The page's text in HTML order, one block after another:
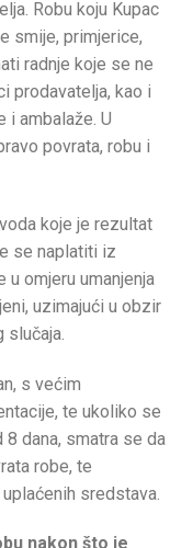
Robu koju Kupac
smije, primjerice,
radnje koje se ne
prodavatelja, kao i
i ambalaže. U
povrata, robu i
koje je rezultat
se naplatiti iz
omjeru umanjenja
uzimajući u obzir
slučaja.
s većim
te ukoliko se
dana, smatra se da
robe, te
sredstava.
nakon što je